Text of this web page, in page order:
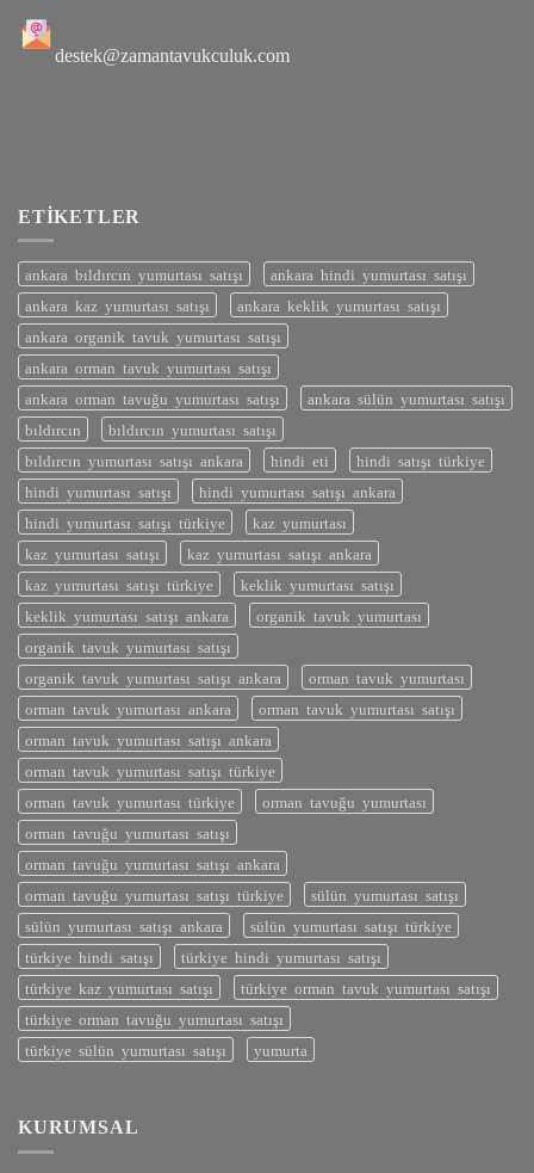
destek@zamantavukculuk.com
ETIKETLER
ankara bıldırcın yumurtası satışı
ankara hindi yumurtası satışı
ankara kaz yumurtası satışı
ankara keklik yumurtası satışı
ankara organik tavuk yumurtası satışı
ankara orman tavuk yumurtası satışı
ankara orman tavuğu yumurtası satışı
ankara sülün yumurtası satışı
bıldırcın
bıldırcın yumurtası satışı
bıldırcın yumurtası satışı ankara
hindi eti
hindi satışı türkiye
hindi yumurtası satışı
hindi yumurtası satışı ankara
hindi yumurtası satışı türkiye
kaz yumurtası
kaz yumurtası satışı
kaz yumurtası satışı ankara
kaz yumurtası satışı türkiye
keklik yumurtası satışı
keklik yumurtası satışı ankara
organik tavuk yumurtası
organik tavuk yumurtası satışı
organik tavuk yumurtası satışı ankara
orman tavuk yumurtası
orman tavuk yumurtası ankara
orman tavuk yumurtası satışı
orman tavuk yumurtası satışı ankara
orman tavuk yumurtası satışı türkiye
orman tavuk yumurtası türkiye
orman tavuğu yumurtası
orman tavuğu yumurtası satışı
orman tavuğu yumurtası satışı ankara
orman tavuğu yumurtası satışı türkiye
sülün yumurtası satışı
sülün yumurtası satışı ankara
sülün yumurtası satışı türkiye
türkiye hindi satışı
türkiye hindi yumurtası satışı
türkiye kaz yumurtası satışı
türkiye orman tavuk yumurtası satışı
türkiye orman tavuğu yumurtası satışı
türkiye sülün yumurtası satışı
yumurta
KURUMSAL